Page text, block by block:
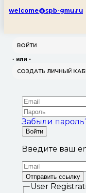
welcome@spb-gmu.ru
ВОЙТИ
- или -
СОЗДАТЬ ЛИЧНЫЙ
Забыли
Войти
Введите ваш
Отправить ссылку
User